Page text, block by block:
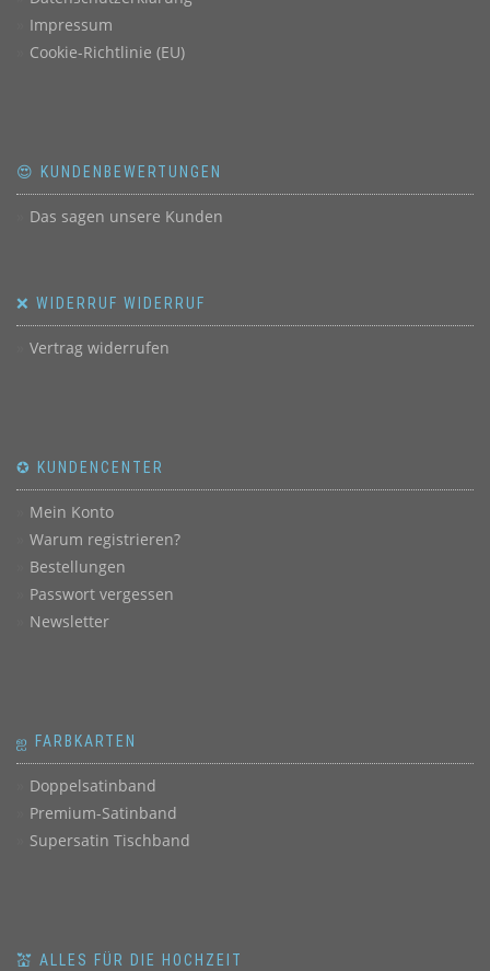
Impressum
Cookie-Richtlinie (EU)
😍 KUNDENBEWERTUNGEN
Das sagen unsere Kunden
❌ WIDERRUF WIDERRUF
Vertrag widerrufen
✪ KUNDENCENTER
Mein Konto
Warum registrieren?
Bestellungen
Passwort vergessen
Newsletter
ஐ FARBKARTEN
Doppelsatinband
Premium-Satinband
Supersatin Tischband
💒 ALLES FÜR DIE HOCHZEIT